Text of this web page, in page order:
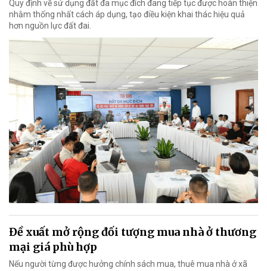
Quy định về sử dụng đất đa mục đích đang tiếp tục được hoàn thiện
nhằm thống nhất cách áp dụng, tạo điều kiện khai thác hiệu quả
hơn nguồn lực đất đai.
Đề xuất mở rộng đối tượng mua nhà ở thương
mại giá phù hợp
Nếu người từng được hưởng chính sách mua, thuê mua nhà ở xã